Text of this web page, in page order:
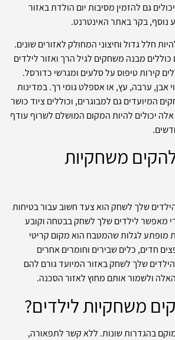
גם להזמין מסיבות יום הולדת באזור
בקר באתר האינטרנט.
חלל גדול וחיצוני המחולק לאזורים שונים.
מבנה משחקים לגיל הרך ואזור לילדים
קירות טיפוס על סלעים ומגרשי כדורסל.
אבן, ערבה, עץ, או אספלט גומי רך. במדינות
המיועדים גם למבוגרים, וכוללים ציוד כושר
אלה יכולים להיות המקום המושלם לשרוף עודף
משחקיות
שלך לשחק הוא צעד חשוב עבור בטיחות
מאפשר לילדים שלך לשחק בבטחה וקובע
מופתע לגלות שהמטבח הוא מקום קריטי
חדים, כלים שבירים וחומרים אחרים
שלך לשחק באזור המיועד גורם להם
ולשמור אותם מחוץ לאזור הסכנה.
משחקיות לילדים?
בהגדרות שונות. ללא קשר לתפאורה,